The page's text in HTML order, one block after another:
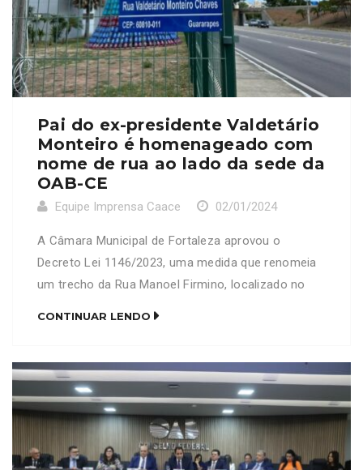
Pai do ex-presidente Valdetário
Monteiro é homenageado com
nome de rua ao lado da sede da
OAB-CE
Equipe Imprensa Caace 02/01/2024
A Câmara Municipal de Fortaleza aprovou o
Decreto Lei 1146/2023, uma medida que renomeia
um trecho da Rua Manoel Firmino, localizado no
audiência pública que discutiu a mudança. O
homenageado é pai do […]
CONTINUAR LENDO